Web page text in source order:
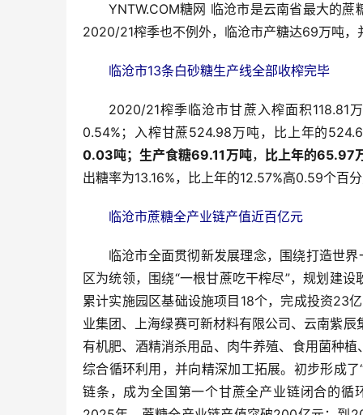
YNTW.COM糖网 临沧市是云南省最大的
2020/21榨季也不例外，临沧市产糖达69万吨，
临沧市13条白砂糖生产线全部收榨完毕
2020/21榨季临沧市甘蔗入榨面积118.81
0.54%；入榨甘蔗524.98万吨，比上年的
0.03吨；生产食糖69.11万吨， 比上年的65.97
出糖率为13.16%，比上年的12.57%高0.59个百分
临沧市蔗糖全产业链产值近百亿元
临沧市全面贯彻新发展理念，围绕打造世
区为统领，围绕“一根甘蔗吃干榨尽”，规划建
累计实施园区基础设施项目18个，完成投资23
业集团、上海绿赛可新材料有限公司、云南紫
有机肥、酒精消杀用品、肉牛养殖、食用菌种
综合循环利用，并向精深加工拓展。初步形成
链条，成为全国第一个甘蔗全产业链闭合的